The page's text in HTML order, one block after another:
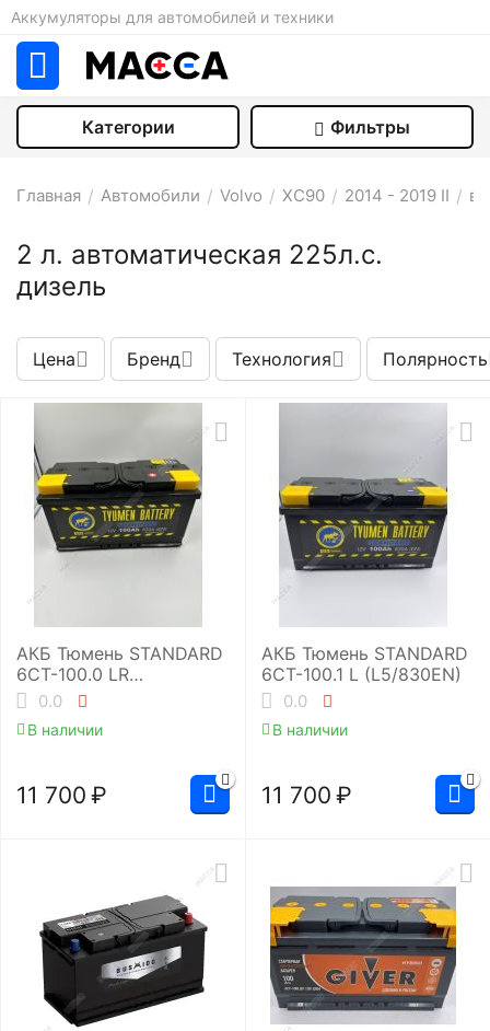
Аккумуляторы для автомобилей и техники
Категории Фильтры
2 л. автоматическая 225л.с.
дизель
Главная / Автомобили / Volvo / XC90 / 2014 - 2019 II /
Цена Бренд Технология Полярность
АКБ Тюмень STANDARD
6СТ-100.0 LR
(L5/830EN)
0.0
В наличии
11 700 ₽
АКБ Тюмень STANDARD
6СТ-100.1 L (L5/830EN)
0.0
В наличии
11 700 ₽